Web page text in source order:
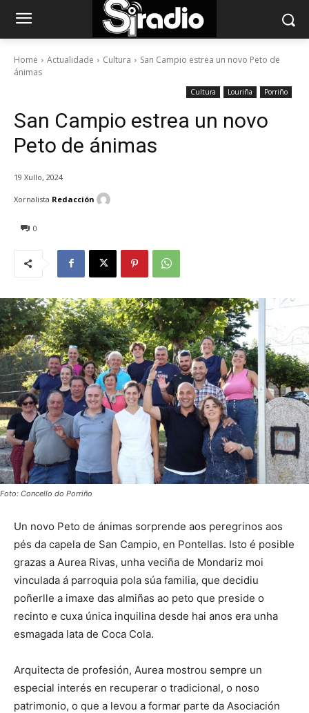
Home Actualidade Cultura
San Campio estrea un novo Peto de
ánimas
Cultura Louriña Porriño
San Campio estrea un novo
Peto de ánimas
19 Xullo, 2024
0
Xornalista Redacción
Foto: Concello do Porriño
Un novo Peto de ánimas sorprende aos peregrinos aos
pés da capela de San Campio, en Pontellas. Isto é posible
grazas a Aurea Rivas, unha veciña de Mondariz moi
vinculada á parroquia pola súa familia, que decidiu
poñerlle a imaxe das almiñas ao peto que preside o
recinto e cuxa única inquilina desde hai anos era unha
esmagada lata de Coca Cola.
Arquitecta de profesión, Aurea mostrou sempre un
especial interés en recuperar o tradicional, o noso
patrimonio, o que a levou a formar parte da Asociación